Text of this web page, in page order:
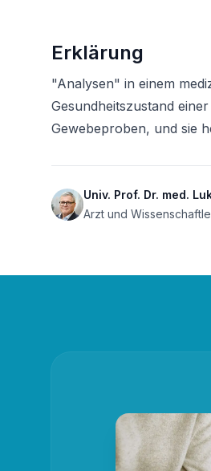
Erklärung
"Analysen" in einem
Gesundheitszustand
Gewebeproben, und sie
Univ. Prof. Dr. med.
Arzt und